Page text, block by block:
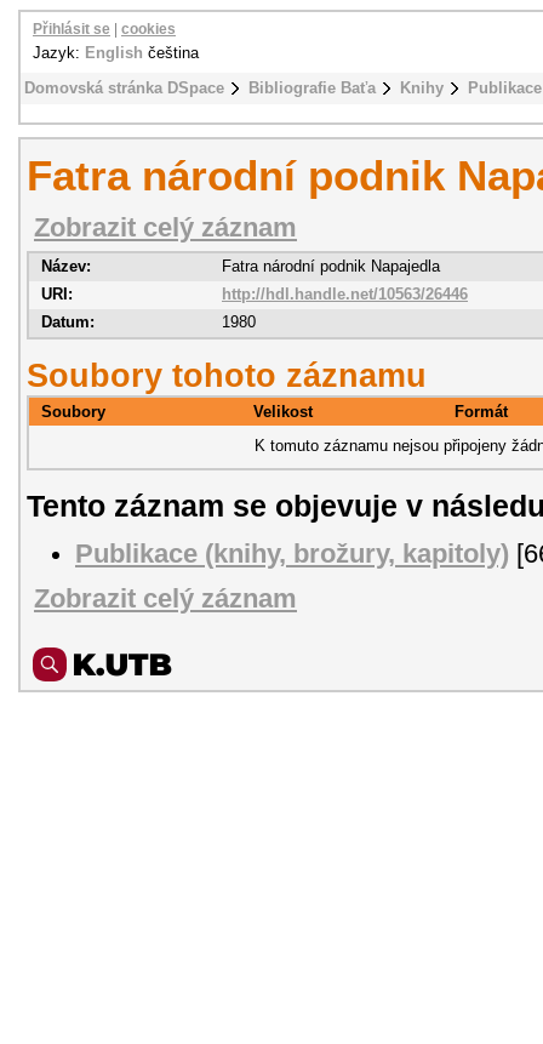
Domovská stránka DSpace Bibliografie Baťa Knihy
Přihlásit se cookies
Jazyk: English čeština
Fatra národní podnik
Zobrazit celý záznam
Název:
Fatra národní podnik Napajedla
URI:
http://hdl.handle.net/10563/26446
Datum:
1980
Soubory tohoto záznamu
Soubory Velikost
Formát
K tomuto záznamu nejsou připojeny
Tento záznam se objevuje v
Publikace (knihy, brožury, kapitoly)
Zobrazit celý záznam